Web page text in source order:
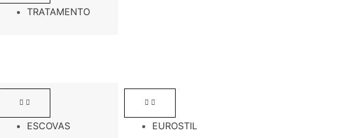
TRATAMENTO
ESCOVAS EUROSTIL